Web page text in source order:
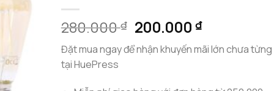
280.000₫ Giá
gốc
là:
200.000 ₫Giá
hiện
tại
200.000 ₫.
Đặt mua ngay để nhận khuyến mãi lớn chưa
tại HuePress